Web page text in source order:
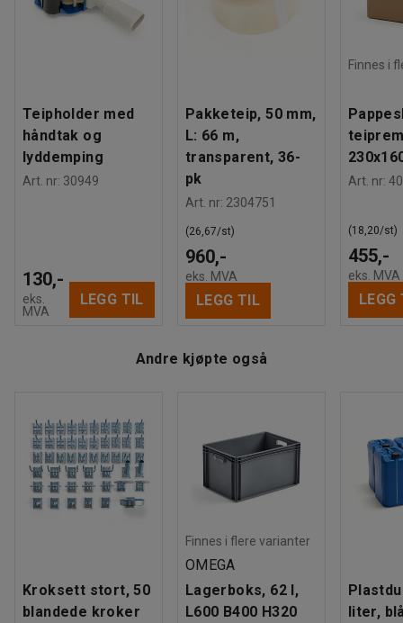
Teipholder med
håndtak og
lyddemping
Art. nr: 30949
130,-
eks.
MVA
LEGG TIL
Pakketeip, 50 mm,
L: 66 m,
transparent, 36-
pk
Art. nr: 2304751
960,-
(26,67/st)
eks. MVA
LEGG TIL
Finnes i
Art. nr:
455,-
(18,20/st)
eks. MVA
LEGG
Andre kjøpte også
Kroksett stort, 50
blandede kroker
Finnes i flere varianter
OMEGA
Lagerboks, 62 l,
L600 B400 H320
liter,